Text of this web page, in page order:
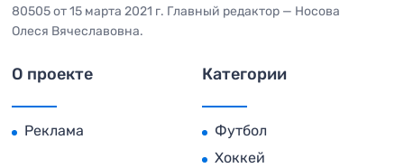
80505 от 15 марта 2021 г. Главный редактор — Носова
Олеся Вячеславовна.
О проекте
Реклама
Категории
Футбол
Хоккей